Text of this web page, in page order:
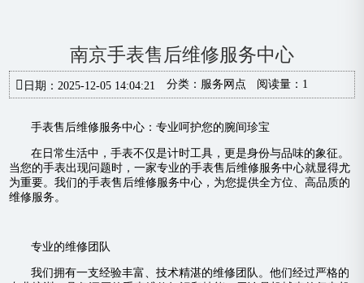
南京手表售后维修服务中心
日期：2025-12-05 14:04:21 分类： 服务网点 阅读量：1
手表售后维修服务中心：专业呵护您的腕间珍宝
在日常生活中，手表不仅是计时工具，更是身份与品味的象征。
当您的手表出现问题时，一家专业的手表售后维修服务中心就显得尤
为重要。我们的手表售后维修服务中心，为您提供全方位、高品质的
维修服务。
专业的维修团队
我们拥有一支经验丰富、技术精湛的维修团队。他们经过严格的